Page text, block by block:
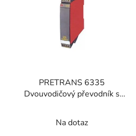
PRETRANS 6335
Dvouvodičový převodník s
Na dotaz